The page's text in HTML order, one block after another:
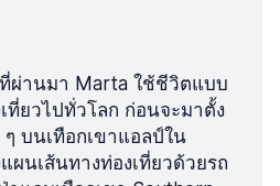
ที่ผ่านมา Marta ใช้ชีวิตแบบ
ที่ยวไปทั่วโลก ก่อนจะมาตั้ง
บนเทือกเขาแอลป์ใน
ผนเส้นทางท่องเที่ยวด้วยรถ